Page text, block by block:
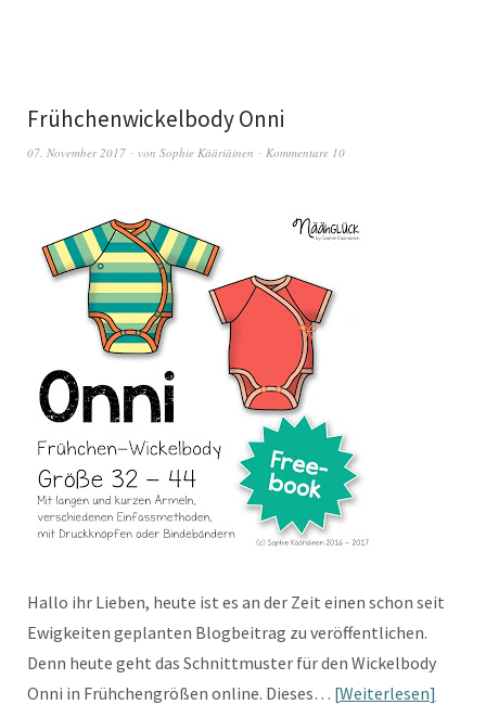
Frühchenwickelbody Onni
07. November 2017 von Sophie Kääriäinen Kommentare 10
Hallo ihr Lieben, heute ist es an der Zeit einen schon seit
Ewigkeiten geplanten Blogbeitrag zu veröffentlichen.
Denn heute geht das Schnittmuster für den Wickelbody
Onni in Frühchengrößen online. Dieses… Weiterlesen